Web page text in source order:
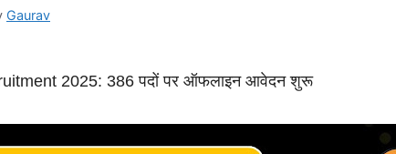
Gaurav
2025: 386 पदों पर ऑफलाइन आवेदन शुरू